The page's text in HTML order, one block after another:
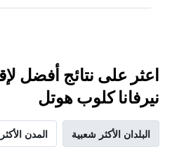
اعثر على نتائج أفضل
نيرفانا كلوب هوتل
البلدان الأكثر شعبية المدن